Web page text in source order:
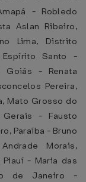
- Robledo
Aslan Ribeiro,
Lima, Distrito
Espírito Santo -
Goiás - Renata
Pereira,
Mato Grosso do
- Fausto
Paraíba - Bruno
Morais,
- Maria das
de Janeiro -